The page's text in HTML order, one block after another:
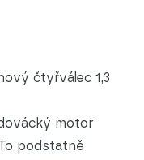
čtyřválec 1,3
motor
podstatně